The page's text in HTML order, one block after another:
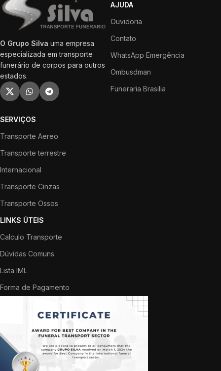
O Grupo Silva uma empresa
especializada em transporte
funerário de corpos para outros
estados.
AJUDA
Ouvidoria
Contato
WhatsApp Emergência
Ombusdman
Funeraria Brasilia
SERVIÇOS
Transporte Aereo
Transporte terrestre
Internacional
Transporte Cinzas
Transporte Ossos
LINKS ÚTEIS
Calculo Transporte
Dúvidas Comuns
Lista IML
Forma de Pagamento